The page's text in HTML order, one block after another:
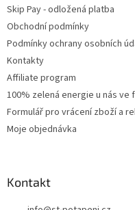
Skip Pay - odložená platba
Obchodní podmínky
Podmínky ochrany osobních
Kontakty
Affiliate program
100% zelená energie u nás ve
Formulář pro vrácení zboží a
Moje objednávka
Kontakt